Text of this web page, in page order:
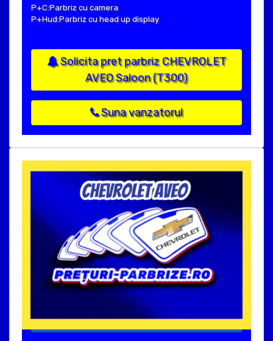
P+C:Parbriz cu camera
P+Hud:Parbriz cu head up display
Solicita pret parbriz CHEVROLET
AVEO Saloon (T300)
Suna vanzatorul